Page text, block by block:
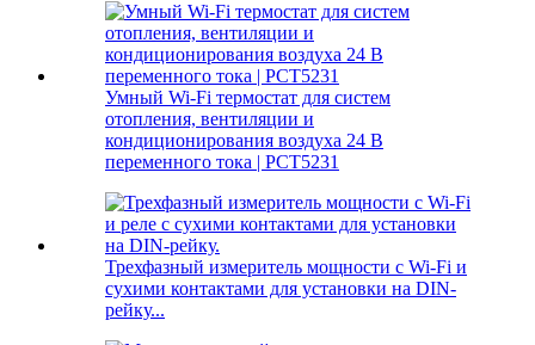
Умный Wi-Fi термостат для систем
отопления, вентиляции и
кондиционирования воздуха 24 В
переменного тока | PCT5231
Трехфазный измеритель мощности с Wi-Fi и
сухими контактами для установки на DIN-
рейку...